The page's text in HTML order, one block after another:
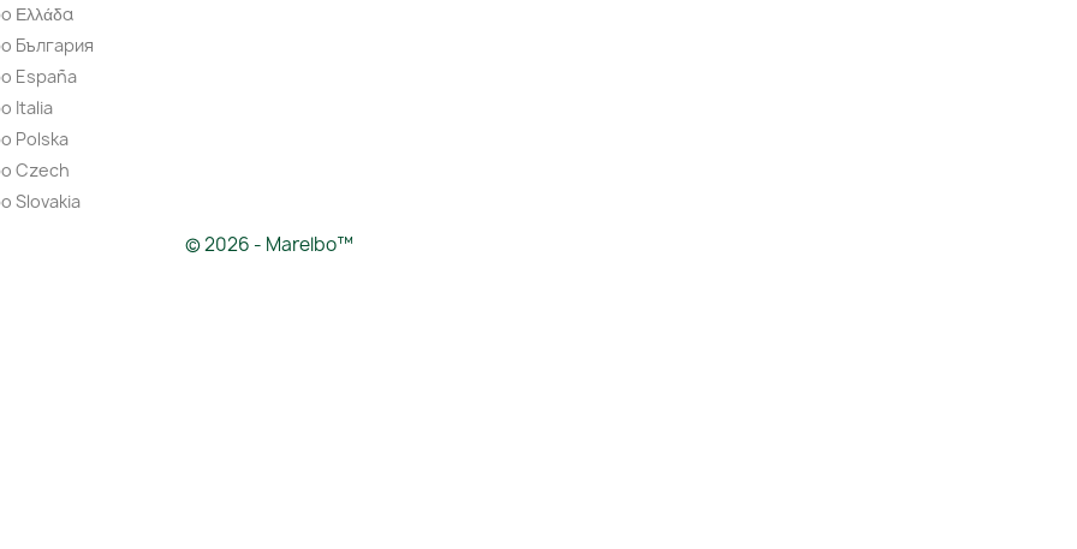
Ελλάδα
България
España
Italia
Polska
Czech
Slovakia
© 2026 - Marelbo™